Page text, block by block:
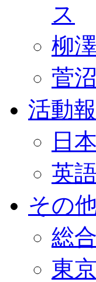
ス
柳
菅
活動
日
英語
その
総
東